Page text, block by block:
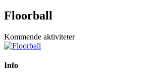
Floorball
Kommende aktiviteter
Info